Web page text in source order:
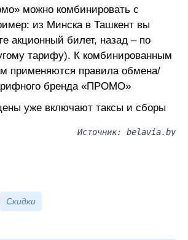
можно комбинировать с
из Минска в Ташкент вы
акционный билет, назад – по
тарифу). К комбинированным
применяются правила обмена/
бренда «ПРОМО»
уже включают таксы и сборы
Источник: belavia.by
Скидки